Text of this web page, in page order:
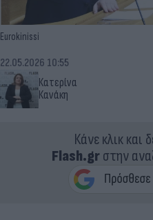
Eurokinissi
Κατερίνα
Κανάκη
22.05.2026 10:55
Κάνε κλικ και
Flash.grστην